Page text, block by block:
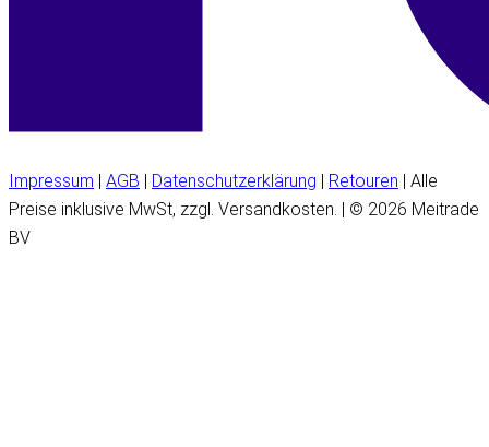
Impressum AGB Datenschutzerklärung Retouren | Alle
Preise inklusive MwSt, zzgl. Versandkosten. | © 2026 Meitrade
BV